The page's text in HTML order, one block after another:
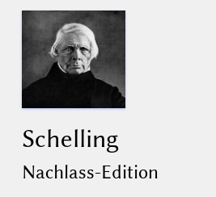
Schelling
Nachlass-Edition